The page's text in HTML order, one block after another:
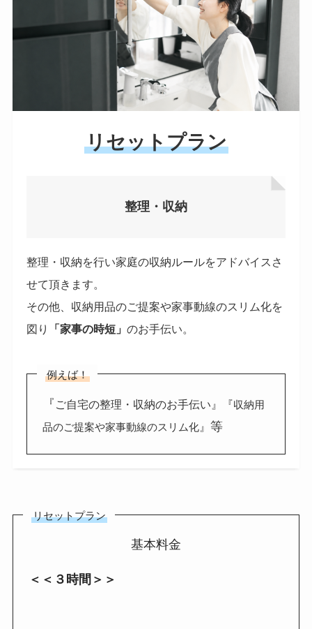
リセットプラン
整理・収納
整理・収納を行い家庭の収納ルールをアドバイスさ
せて頂きます。
その他、収納用品のご提案や家事動線のスリム化を
図り
「家事の時短」のお手伝い。
例えば！
『 ご自宅の整理・収納のお手伝い』『収納用
品のご提案や家事動線のスリム化 』等
リセットプラン
基本料金
＜＜３時間＞＞